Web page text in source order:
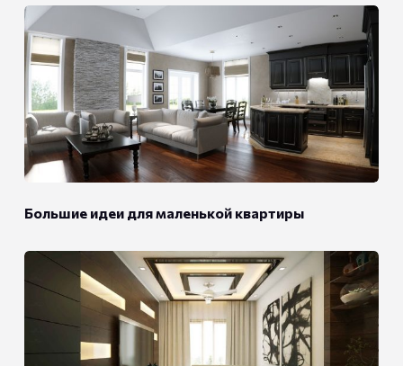
Большие идеи для маленькой квартиры